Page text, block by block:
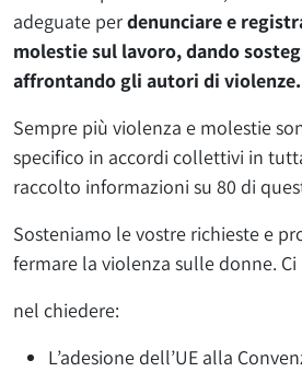
adeguate perdenunciare e
molestie sul lavoro, dando
affrontando gli autori di violenze.
Sempre più violenza e molestie
specifico in accordi collettivi in
raccolto informazioni su 80 di
Sosteniamo le vostre richieste e
fermare la violenza sulle donne.
nel chiedere:
L’adesione dell’UE alla